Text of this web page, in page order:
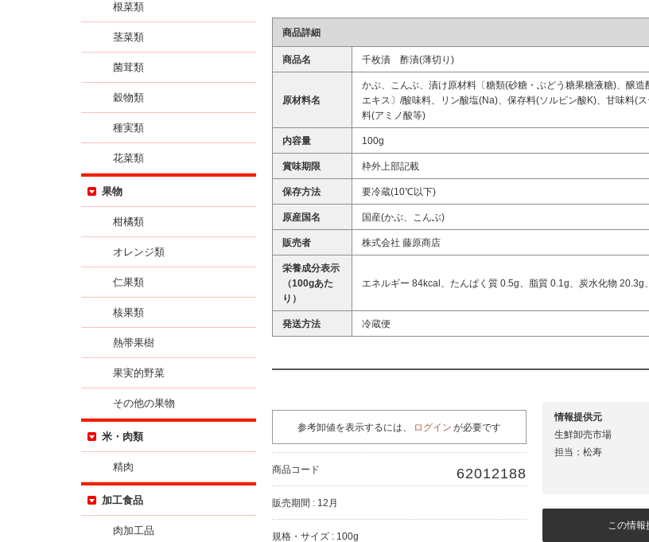
商品詳細
商品名 千枚漬 酢漬(薄切り)
原材料名
かぶ、こんぶ、漬け原材料〔糖類(砂糖・ぶどう糖果糖液糖)、醸
エキス〕/酸味料、リン酸塩(Na)、保存料(ソルビン酸K)、甘味料(
料(アミノ酸等)
内容量 100g
賞味期限 枠外上部記載
保存方法 要冷蔵(10℃以下)
原産国名 国産(かぶ、こんぶ)
販売者 株式会社 藤原商店
栄養成分表示
（100gあた
り）
エネルギー 84kcal、たんぱく質 0.5g、脂質 0.1g、炭水化物 20.3g
発送方法 冷蔵便
参考卸値を表示するには、 ログイン が必要です
商品コード 62012188
販売期間 : 12月
規格・サイズ : 100g
情報提供元
生鮮卸売市場
担当：松寿
この情
根菜類
茎菜類
菌茸類
穀物類
種実類
花菜類
果物
柑橘類
オレンジ類
仁果類
核果類
熱帯果樹
果実的野菜
その他の果物
米・肉類
精肉
加工食品
肉加工品